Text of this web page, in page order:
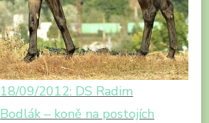
18/09/2012: DS Radim
Bodlák – koně na postojích